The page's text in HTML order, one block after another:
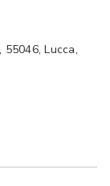
Lucca,